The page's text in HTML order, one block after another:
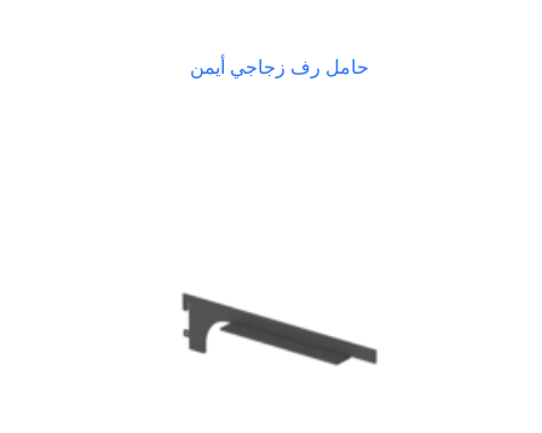
حامل رف زجاجي أيمن